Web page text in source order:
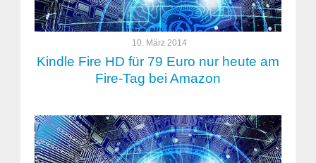
10. März 2014
Kindle Fire HD für 79 Euro nur heute am
Fire-Tag bei Amazon